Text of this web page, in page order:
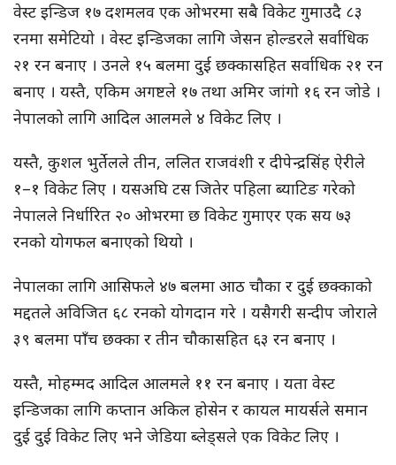
वेस्ट इन्डिज १७ दशमलव एक ओभरमा सबै विकेट गुमाउदै ८३
रनमा समेटियो । वेस्ट इन्डिजका लागि जेसन होल्डरले सर्वाधिक
२१ रन बनाए । उनले १५ बलमा दुई छक्कासहित सर्वाधिक २१ रन
बनाए । यस्तै, एकिम अगष्टले १७ तथा अमिर जांगो १६ रन जोडे ।
नेपालको लागि आदिल आलमले ४ विकेट लिए ।
यस्तै, कुशल भुर्तेलले तीन, ललित राजवंशी र दीपेन्द्रसिंह ऐरीले
१–१ विकेट लिए । यसअघि टस जितेर पहिला ब्याटिङ गरेको
नेपालले निर्धारित २० ओभरमा छ विकेट गुमाएर एक सय ७३
रनको योगफल बनाएको थियो ।
नेपालका लागि आसिफले ४७ बलमा आठ चौका र दुई छक्काको
मद्दतले अविजित ६८ रनको योगदान गरे । यसैगरी सन्दीप जोराले
३९ बलमा पाँच छक्का र तीन चौकासहित ६३ रन बनाए ।
यस्तै, मोहम्मद आदिल आलमले ११ रन बनाए । यता वेस्ट
इन्डिजका लागि कप्तान अकिल होसेन र कायल मायर्सले समान
दुई दुई विकेट लिए भने जेडिया ब्लेड्सले एक विकेट लिए ।